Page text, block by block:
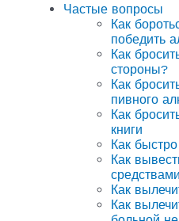
Частые вопросы
Как
победить
Как
стороны?
Как
пивного
Как
книги
Как
Как
Как
Как